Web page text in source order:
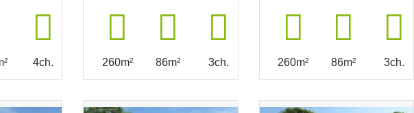
4ch. 260m² 86m² 3ch. 260m² 86m² 3ch.